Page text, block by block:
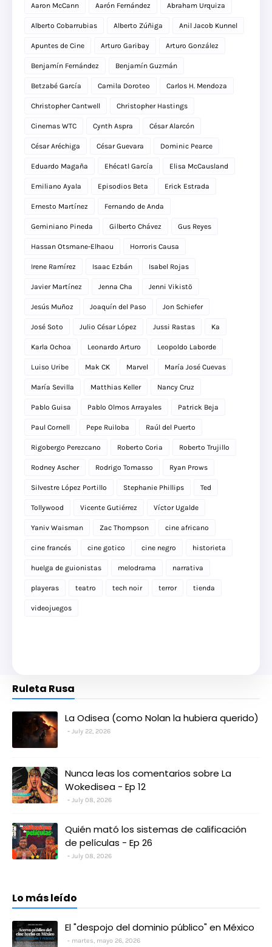
Aaron McCann Aarón Fernández Abraham Urquiza
Alberto Cobarrubias Alberto Zúñiga Anil Jacob Kunnel
Apuntes de Cine Arturo Garibay Arturo González
Benjamín Fernández Benjamín Guzmán
Betzabé García Camila Doroteo Carlos H. Mendoza
Christopher Cantwell Christopher Hastings
Cinemas WTC Cynth Aspra César Alarcón
César Aréchiga César Guevara Dominic Pearce
Eduardo Magaña Ehécatl García Elisa McCausland
Emiliano Ayala Episodios Beta Erick Estrada
Ernesto Martínez Fernando de Anda
Geminiano Pineda Gilberto Chávez Gus Reyes
Hassan Otsmane-Elhaou Horroris Causa
Irene Ramírez Isaac Ezbán Isabel Rojas
Javier Martínez Jenna Cha Jenni Vikistö
Jesús Muñoz Joaquín del Paso Jon Schiefer
José Soto Julio César López Jussi Rastas Ka
Karla Ochoa Leonardo Arturo Leopoldo Laborde
Luiso Uribe Mak CK Marvel María José Cuevas
María Sevilla Matthias Keller Nancy Cruz
Pablo Guisa Pablo Olmos Arrayales Patrick Beja
Paul Cornell Pepe Ruiloba Raúl del Puerto
Rigobergo Perezcano Roberto Coria Roberto Trujillo
Rodney Ascher Rodrigo Tomasso Ryan Prows
Silvestre López Portillo Stephanie Phillips Ted
Tollywood Vicente Gutiérrez Víctor Ugalde
Yaniv Waisman Zac Thompson cine africano
cine francés cine gotico cine negro historieta
huelga de guionistas melodrama narrativa
playeras teatro tech noir terror tienda
videojuegos
Ruleta Rusa
La Odisea (como Nolan la hubiera querido)
July 22, 2026
Nunca leas los comentarios sobre La
Wokedisea - Ep 12
July 08, 2026
Quién mató los sistemas de calificación
de películas - Ep 26
July 08, 2026
Lo más leído
El "despojo del dominio público" en México
martes, mayo 26, 2026